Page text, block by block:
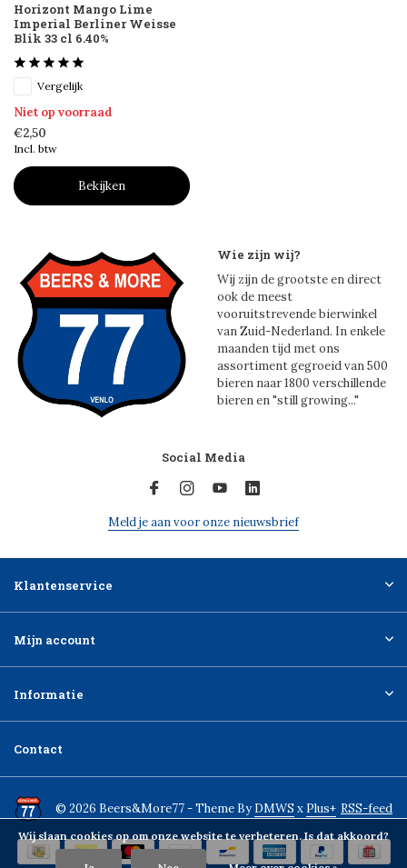
Horizont Mango Lime
Imperial Berliner Weisse
Blik 33 cl 6.40%
Vergelijk
Niet op voorraad
€2,50
Incl. btw
Bekijken
Wie zijn wij?
Wij zijn de grootste en direct
ook de meest
vooruitstrevende bierwinkel
van Zuid-Nederland. In enkele
maanden tijd met ons
assortiment gegroeid van 500
bieren naar 1800 verschillende
bieren en "still growing..."
Social Media
Meld je aan voor onze nieuwsbrief
Klantenservice
Mijn account
Informatie
Contact
© 2026 Beers&More77 - Theme ByDMWS x Plus+ RSS-feed
Wij slaan cookies op om onze website te verbeteren. Is dat akkoord?